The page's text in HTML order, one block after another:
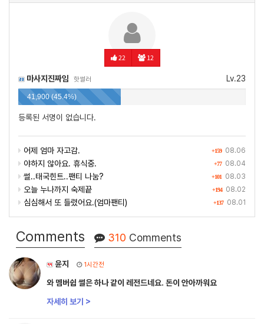
22 12
Lv.23
마사지진짜임 핫썰러
41,900 (45.4%)
등록된 서명이 없습니다.
+159 08.06
어제 엄마 자고감.
+77 08.04
야하지 않아요. 휴식중.
+101 08.03
썰..태국힌트..팬티 나눔?
+194 08.02
오늘 누나까지 숙제끝
+137 08.01
심심해서 또 들렸어요.(엄마팬티)
Comments 310 Comments
윤지 1시간전
와 멤버쉽 썰은 하나 같이 레전드네요. 돈이 안아까워요
자세히 보기 >